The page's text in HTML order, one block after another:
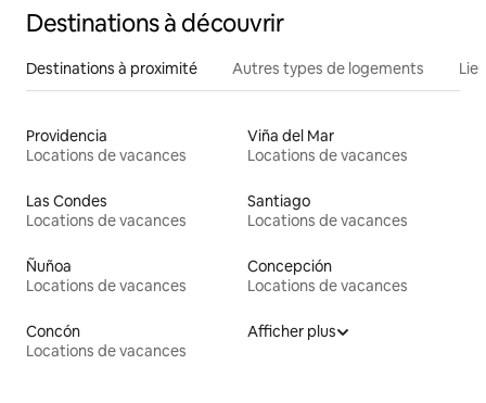
Destinations à découvrir
Destinations à proximité Autres types de logements
Providencia
Locations de vacances
Viña del Mar
Locations de vacances
Las Condes
Locations de vacances
Santiago
Locations de vacances
Ñuñoa
Locations de vacances
Concepción
Locations de vacances
Concón
Locations de vacances
Afficher plus